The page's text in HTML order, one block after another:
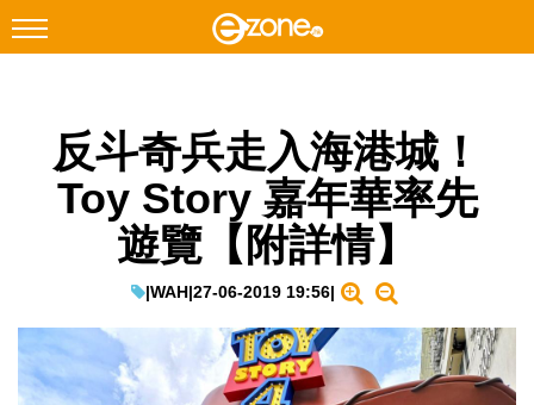
Facebook Instagram
科技焦點
教學評測
EduTech
反斗奇兵走入海港城！
Toy Story 嘉年華率先
遊覽【附詳情】
|WAH|27-06-2019 19:56|